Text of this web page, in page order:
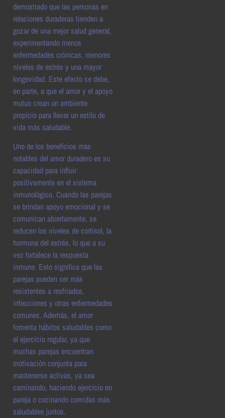
demostrado que las personas en
relaciones duraderas tienden a
gozar de una mejor salud general,
experimentando menos
enfermedades crónicas, menores
niveles de estrés y una mayor
longevidad. Este efecto se debe,
en parte, a que el amor y el apoyo
mutuo crean un ambiente
propicio para llevar un estilo de
vida más saludable.
Uno de los beneficios más
notables del amor duradero es su
capacidad para influir
positivamente en el sistema
inmunológico. Cuando las parejas
se brindan apoyo emocional y se
comunican abiertamente, se
reducen los niveles de cortisol, la
hormona del estrés, lo que a su
vez fortalece la respuesta
inmune. Esto significa que las
parejas pueden ser más
resistentes a resfriados,
infecciones y otras enfermedades
comunes. Además, el amor
fomenta hábitos saludables como
el ejercicio regular, ya que
muchas parejas encuentran
motivación conjunta para
mantenerse activas, ya sea
caminando, haciendo ejercicio en
pareja o cocinando comidas más
saludables juntos.